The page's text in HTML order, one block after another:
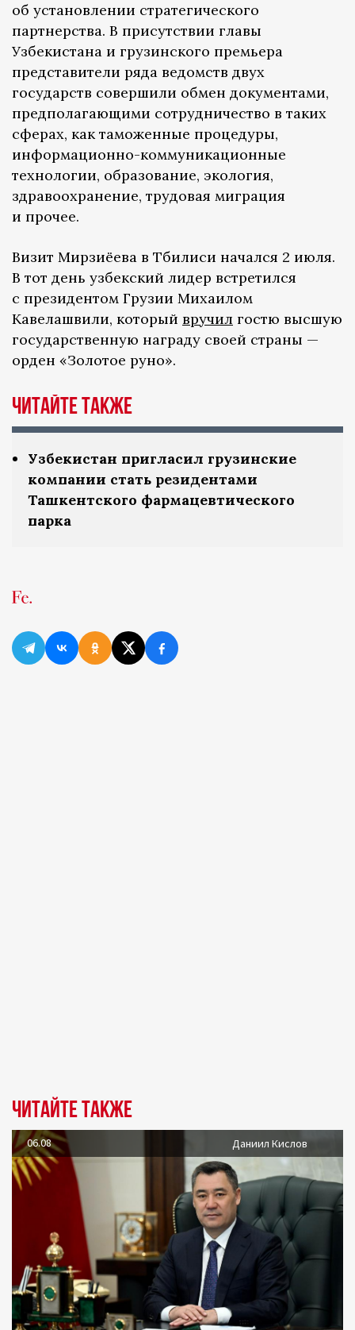
об установлении стратегического
партнерства. В присутствии главы
Узбекистана и грузинского премьера
представители ряда ведомств двух
государств совершили обмен документами,
предполагающими сотрудничество в таких
сферах, как таможенные процедуры,
информационно-коммуникационные
технологии, образование, экология,
здравоохранение, трудовая миграция
и прочее.
Визит Мирзиёева в Тбилиси начался 2 июля.
В тот день узбекский лидер встретился
с президентом Грузии Михаилом
Кавелашвили, который вручил гостю высшую
государственную награду своей страны —
орден «Золотое руно».
Читайте также
Узбекистан пригласил грузинские
компании стать резидентами
Ташкентского фармацевтического
парка
Читайте также
06.08 Даниил Кислов